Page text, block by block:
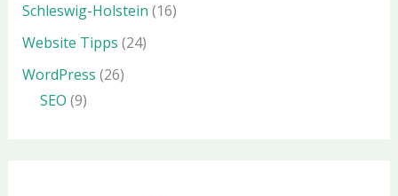
Schleswig-Holstein (16)
Website Tipps (24)
WordPress (26)
SEO (9)